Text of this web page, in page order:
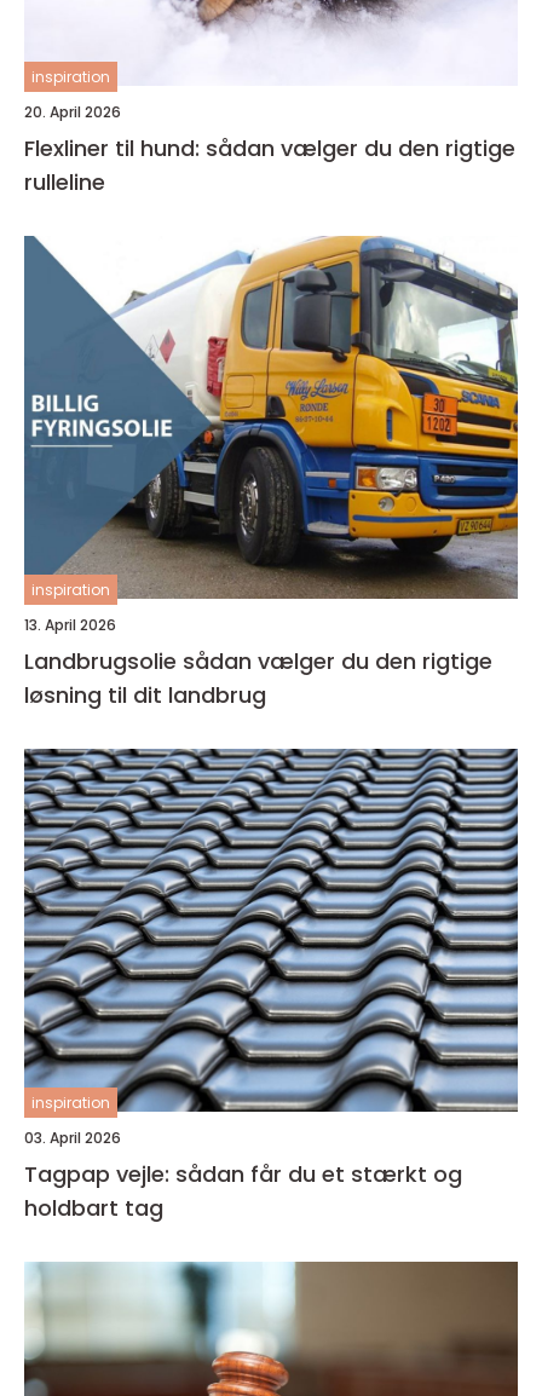
inspiration
20. April 2026
Flexliner til hund: sådan vælger du den rigtige
rulleline
inspiration
13. April 2026
Landbrugsolie sådan vælger du den rigtige
løsning til dit landbrug
inspiration
03. April 2026
Tagpap vejle: sådan får du et stærkt og
holdbart tag